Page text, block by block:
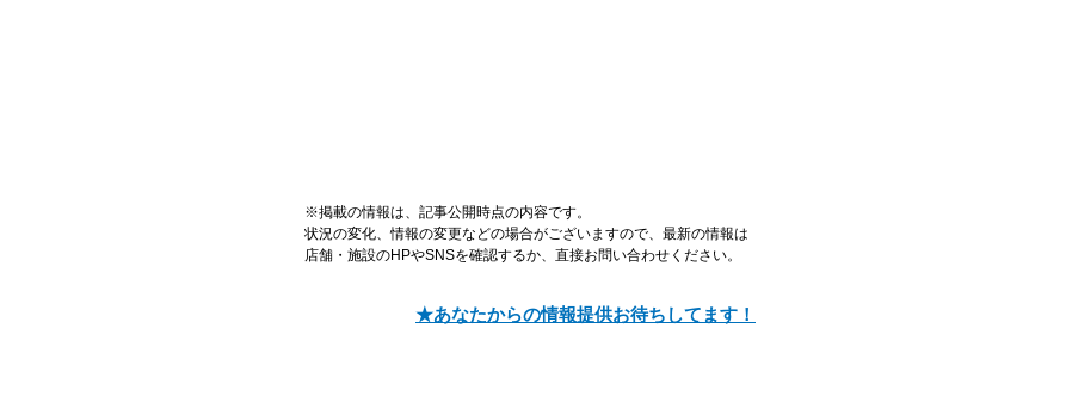
※掲載の情報は、記事公開時点の内容です。
状況の変化、情報の変更などの場合がございますので、最新の情報は
店舗・施設のHPやSNSを確認するか、直接お問い合わせください。
★あなたからの情報提供お待ちしてます！